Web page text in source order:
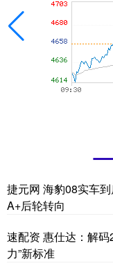
捷元网 海豹08实车
A+后轮转向
速配资 惠仕达：解码
力”新标准